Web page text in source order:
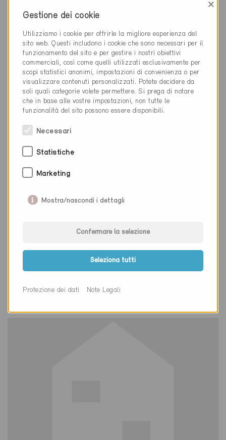
Aarau Rohr 5032
Nuova costruzione, Abitazioni PF
AG-1525
Definitivo
Frick 5070
AG-2212
Gestione dei cookie
×
Utilizziamo i cookie per offrirle la migliore esperienza del
sito web. Questi includono i cookie che sono necessari per il
funzionamento del sito e per gestire i nostri obiettivi
commerciali, così come quelli utilizzati esclusivamente per
scopi statistici anonimi, impostazioni di convenienza o per
visualizzare contenuti personalizzati. Potete decidere da
soli quali categorie volete permettere. Si prega di notare
che in base alle vostre impostazioni, non tutte le
funzionalità del sito possono essere disponibili.
Necessari
Statistiche
Marketing
Mostra/nascondi i dettagli
Confermare la selezione
Seleziona tutti
Protezione dei dati Note Legali